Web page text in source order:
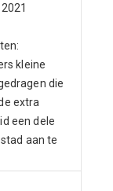
kleine
die
extra
een dele
aan te